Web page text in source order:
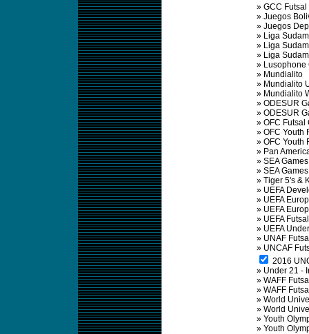
» GCC
» Juegos
» Juegos
» Liga
» Liga
» Liga
» Lusophone
» Mundialito
» Mundialito
» Mundialito
» ODESUR
» ODESUR
» OFC Futsal
» OFC Youth
» OFC Youth
» Pan
» SEA
» SEA
» Tiger 5's &
» UEFA
» UEFA
» UEFA
» UEFA
» UEFA
» UNAF
» UNCAF
2016
» Under 21 -
» WAFF
» WAFF
» World
» World
» Youth
» Youth